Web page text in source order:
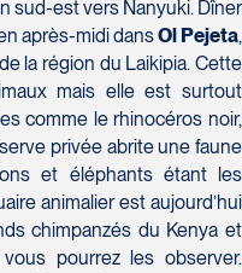
sud-est vers Nanyuki. Dîner
après-midi dansOl Pejeta,
la région du Laikipia. Cette
mais elle est surtout
comme le rhinocéros noir,
privée abrite une faune
et éléphants étant les
animalier est aujourd’hui
chimpanzés du Kenya et
pourrez les observer.
de la